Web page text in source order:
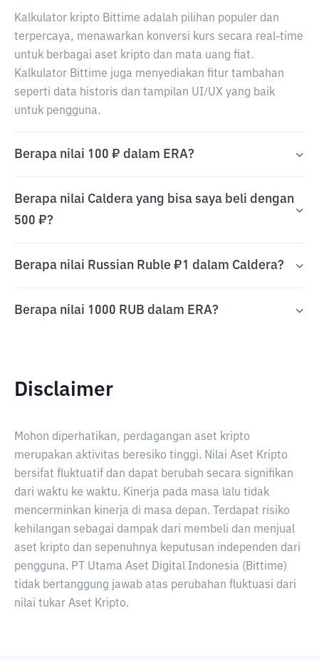
Kalkulator kripto Bittime adalah pilihan populer dan
terpercaya, menawarkan konversi kurs secara real-time
untuk berbagai aset kripto dan mata uang fiat.
Kalkulator Bittime juga menyediakan fitur tambahan
seperti data historis dan tampilan UI/UX yang baik
untuk pengguna.
Berapa nilai 100 ₽ dalam ERA?
Berapa nilai Caldera yang bisa saya beli dengan
500 ₽?
Berapa nilai Russian Ruble ₽1 dalam Caldera?
Berapa nilai 1000 RUB dalam ERA?
Disclaimer
Mohon diperhatikan, perdagangan aset kripto
merupakan aktivitas beresiko tinggi. Nilai Aset Kripto
bersifat fluktuatif dan dapat berubah secara signifikan
dari waktu ke waktu. Kinerja pada masa lalu tidak
mencerminkan kinerja di masa depan. Terdapat risiko
kehilangan sebagai dampak dari membeli dan menjual
aset kripto dan sepenuhnya keputusan independen dari
pengguna. PT Utama Aset Digital Indonesia (Bittime)
tidak bertanggung jawab atas perubahan fluktuasi dari
nilai tukar Aset Kripto.